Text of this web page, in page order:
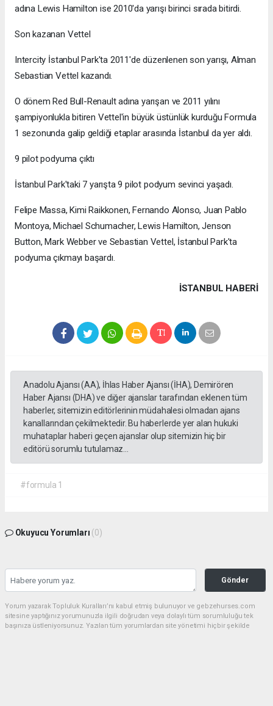
adına Lewis Hamilton ise 2010'da yarışı birinci sırada bitirdi.
Son kazanan Vettel
Intercity İstanbul Park'ta 2011'de düzenlenen son yarışı, Alman
Sebastian Vettel kazandı.
O dönem Red Bull-Renault adına yarışan ve 2011 yılını
şampiyonlukla bitiren Vettel'in büyük üstünlük kurduğu Formula
1 sezonunda galip geldiği etaplar arasında İstanbul da yer aldı.
9 pilot podyuma çıktı
İstanbul Park'taki 7 yarışta 9 pilot podyum sevinci yaşadı.
Felipe Massa, Kimi Raikkonen, Fernando Alonso, Juan Pablo
Montoya, Michael Schumacher, Lewis Hamilton, Jenson
Button, Mark Webber ve Sebastian Vettel, İstanbul Park'ta
podyuma çıkmayı başardı.
İSTANBUL HABERİ
Anadolu Ajansı (AA), İhlas Haber Ajansı (İHA), Demirören
Haber Ajansı (DHA) ve diğer ajanslar tarafından eklenen tüm
haberler, sitemizin editörlerinin müdahalesi olmadan ajans
kanallarından çekilmektedir. Bu haberlerde yer alan hukuki
muhataplar haberi geçen ajanslar olup sitemizin hiç bir
editörü sorumlu tutulamaz...
#formula 1
Okuyucu Yorumları (0)
Gönder
Yorum yazarak Topluluk Kuralları’nı kabul etmiş bulunuyor ve gebzehurses.com
sitesine yaptığınız yorumunuzla ilgili doğrudan veya dolaylı tüm sorumluluğu tek
başınıza üstleniyorsunuz. Yazılan tüm yorumlardan site yönetimi hiçbir şekilde